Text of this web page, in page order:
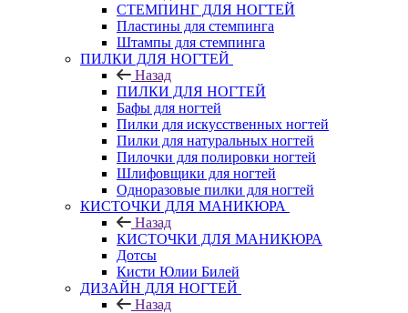
СТЕМПИНГ ДЛЯ НОГТЕЙ
Пластины для стемпинга
Штампы для стемпинга
ПИЛКИ ДЛЯ НОГТЕЙ
Назад
ПИЛКИ ДЛЯ НОГТЕЙ
Бафы для ногтей
Пилки для искусственных ногтей
Пилки для натуральных ногтей
Пилочки для полировки ногтей
Шлифовщики для ногтей
Одноразовые пилки для ногтей
КИСТОЧКИ ДЛЯ МАНИКЮРА
Назад
КИСТОЧКИ ДЛЯ МАНИКЮРА
Дотсы
Кисти Юлии Билей
ДИЗАЙН ДЛЯ НОГТЕЙ
Назад